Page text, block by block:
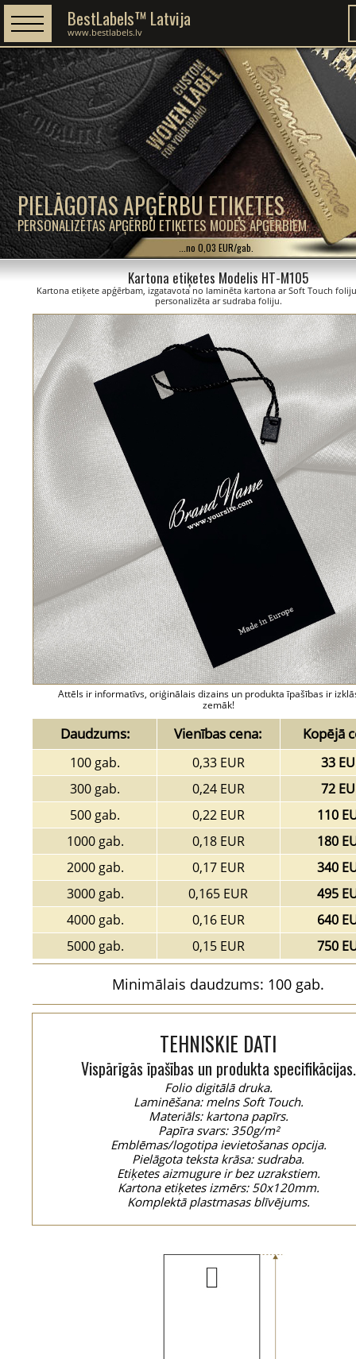
PIELĀGOTAS APĢĒRBU ETIĶETES
PERSONALIZĒTAS APĢĒRBU ETIĶETES MODES APĢĒRBIEM
BestLabels™ Latvija
www.bestlabels.lv
...no 0,03 EUR/gab.
Kartona etiķetes Modelis HT-M105
Kartona etiķete apģērbam, izgatavota no laminēta kartona ar Soft Touch
personalizēta ar sudraba foliju.
Attēls ir informatīvs, oriģinālais dizains un produkta īpašības ir
zemāk!
Daudzums: Vienības cena: Kopējā
100 gab. 0,33 EUR
33
300 gab.
0,24 EUR
72
500 gab.
0,22 EUR
110
1000 gab.
0,18 EUR
180
2000 gab.
0,17 EUR
340
3000 gab.
0,165 EUR
495
4000 gab.
0,16 EUR
640
5000 gab.
0,15 EUR 750
Minimālais daudzums: 100 gab.
TEHNISKIE DATI
Vispārīgās īpašības un produkta specifikācijas.
Folio digitālā druka.
Laminēšana: melns Soft Touch.
Materiāls: kartona papīrs.
Papīra svars: 350g/m²
Emblēmas/logotipa ievietošanas opcija.
Pielāgota teksta krāsa: sudraba.
Etiķetes aizmugure ir bez uzrakstiem.
Kartona etiķetes izmērs: 50x120mm.
Komplektā plastmasas blīvējums.